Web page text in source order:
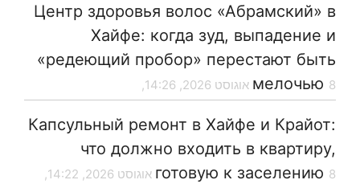
Центр здоровья волос «Абрaмский» в
Хайфе: когда зуд, выпадение и
«редеющий пробор» перестают быть
мелочью 8 אוגוסט 2026, 14:26,
Капсульный ремонт в Хайфе и Крайот:
что должно входить в квартиру,
готовую к заселению 8 אוגוסט 2026, 14:22,